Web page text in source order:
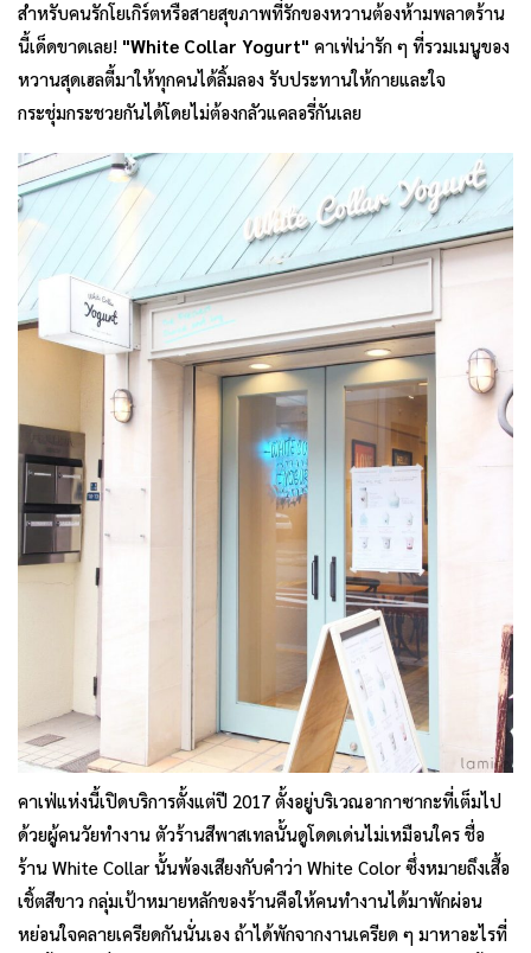
สำหรับคนรักโยเกิร์ตหรือสายสุขภาพที่รักของหวานต้องห้ามพลาดร้าน
นี้เด็ดขาดเลย! "White Collar Yogurt" คาเฟ่น่ารัก ๆ ที่รวมเมนูของ
หวานสุดเฮลตี้มาให้ทุกคนได้ลิ้มลอง รับประทานให้กายและใจ
กระชุ่มกระชวยกันได้โดยไม่ต้องกลัวแคลอรี่กันเลย
คาเฟ่แห่งนี้เปิดบริการตั้งแต่ปี 2017 ตั้งอยู่บริเวณอากาซากะที่เต็มไป
ด้วยผู้คนวัยทำงาน ตัวร้านสีพาสเทลนั้นดูโดดเด่นไม่เหมือนใคร ชื่อ
ร้าน White Collar นั้นพ้องเสียงกับคำว่า White Color ซึ่งหมายถึงเสื้อ
เชิ้ตสีขาว กลุ่มเป้าหมายหลักของร้านคือให้คนทำงานได้มาพักผ่อน
หย่อนใจคลายเครียดกันนั่นเอง ถ้าได้พักจากงานเครียด ๆ มาหาอะไรที่